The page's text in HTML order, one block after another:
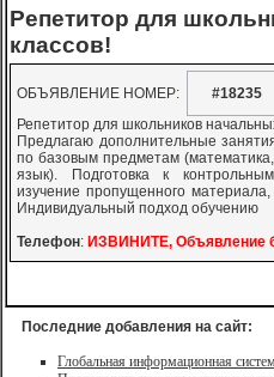
Репетитор для
классов!
ОБЪЯВЛЕНИЕ НОМЕР:
#18235
Репетитор для школьников
Предлагаю дополнительные
по базовым предметам (математика,
язык). Подготовка к
изучение пропущенного
Индивидуальный подход обучению
Телефон: ИЗВИНИТЕ, Объявление
Последние добавления на сайт:
Глобальная информационная